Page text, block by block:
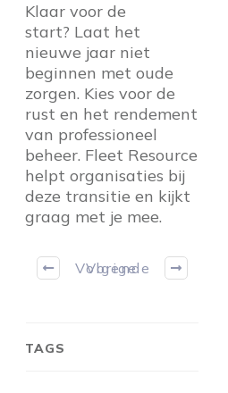
Klaar voor de
start? Laat het
nieuwe jaar niet
beginnen met oude
zorgen. Kies voor de
rust en het rendement
van professioneel
beheer. Fleet Resource
helpt organisaties bij
deze transitie en kijkt
graag met je mee.
Vorige
Volgende
TAGS